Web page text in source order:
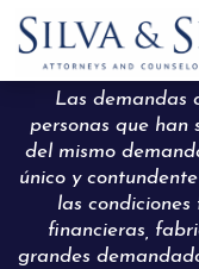
Las demandas
personas que han
del mismo
único y
las
financieras,
grandes